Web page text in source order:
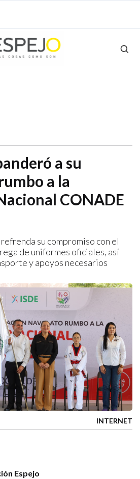
a su
a la
CONADE
su compromiso con el
de uniformes oficiales, así
y apoyos necesarios
INTERNET
Espejo